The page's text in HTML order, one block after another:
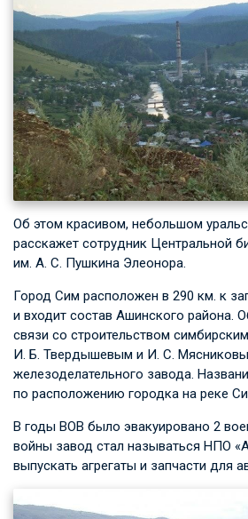
Об этом красивом, небольшом
расскажет сотрудник Центральной
им. А. С. Пушкина Элеонора.
Город Сим расположен в 290 км. к
и входит состав Ашинского района.
связи со строительством
И. Б. Твердышевым и И. С.
железоделательного завода.
по расположению городка на реке
В годы ВОВ было эвакуировано 2
войны завод стал называться НПО
выпускать агрегаты и запчасти для